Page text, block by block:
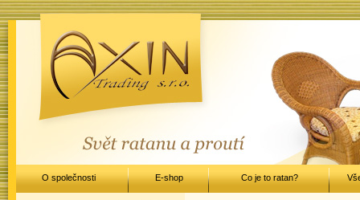
O společnosti E-shop Co je to ratan?